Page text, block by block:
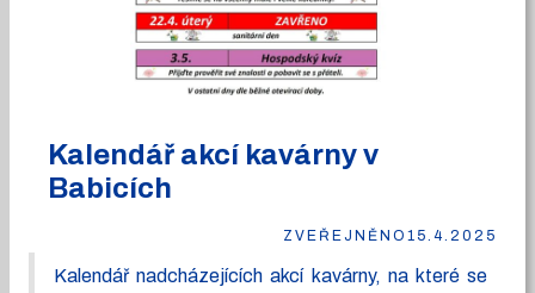
Kalendář akcí kavárny v
Babicích
ZVEŘEJNĚNO 15.4.2025
Kalendář nadcházejících akcí kavárny, na které se